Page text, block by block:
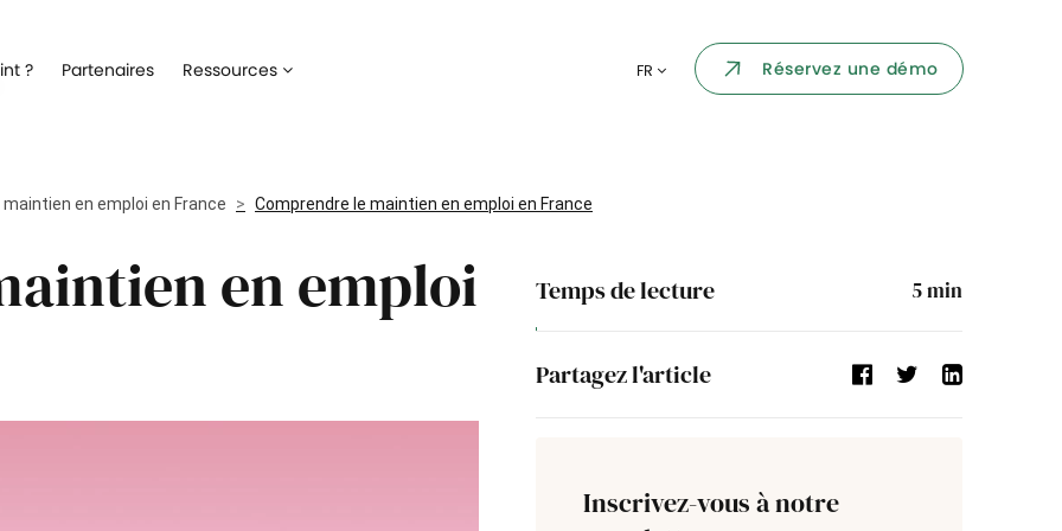
? Partenaires Ressources FR Réservez une démo
en emploi en France Comprendre le maintien en emploi en France
en emploi
Temps de lecture 5min
Partagez l'article
Inscrivez-vous à notre
la gestion de votre processus de
collaborateur
meilleur suivi des parcours de
Suivi des interventions
Digitalisez les demandes et le suivi des
interventions IT